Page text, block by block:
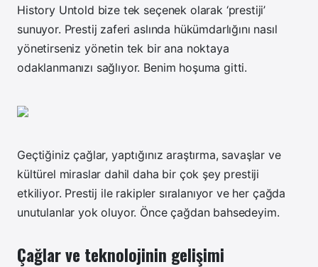
History Untold bize tek seçenek olarak ‘prestiji’
sunuyor. Prestij zaferi aslında hükümdarlığını nasıl
yönetirseniz yönetin tek bir ana noktaya
odaklanmanızı sağlıyor. Benim hoşuma gitti.
Geçtiğiniz çağlar, yaptığınız araştırma, savaşlar ve
kültürel miraslar dahil daha bir çok şey prestiji
etkiliyor. Prestij ile rakipler sıralanıyor ve her çağda
unutulanlar yok oluyor. Önce çağdan bahsedeyim.
Çağlar ve teknolojinin gelişimi